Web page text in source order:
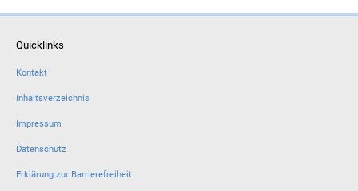
Quicklinks
Kontakt
Inhaltsverzeichnis
Impressum
Datenschutz
Erklärung zur Barrierefreiheit